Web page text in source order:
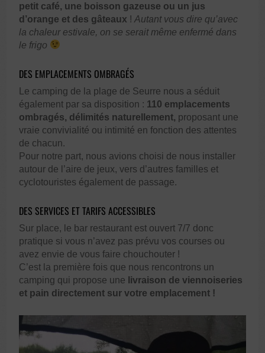
petit café, une boisson gazeuse ou un jus
d’orange et des gâteaux !Autant vous dire qu’avec
la chaleur estivale, on se serait même enfermé dans
le frigo
DES EMPLACEMENTS OMBRAGÉS
Le camping de la plage de Seurre nous a séduit
également par sa disposition : 110 emplacements
ombragés, délimités naturellement, proposant une
vraie convivialité ou intimité en fonction des attentes
de chacun.
Pour notre part, nous avions choisi de nous installer
autour de l’aire de jeux, vers d’autres familles et
cyclotouristes également de passage.
DES SERVICES ET TARIFS ACCESSIBLES
Sur place, le bar restaurant est ouvert 7/7 donc
pratique si vous n’avez pas prévu vos courses ou
avez envie de vous faire chouchouter !
C’est la première fois que nous rencontrons un
camping qui propose une livraison de viennoiseries
et pain directement sur votre emplacement !